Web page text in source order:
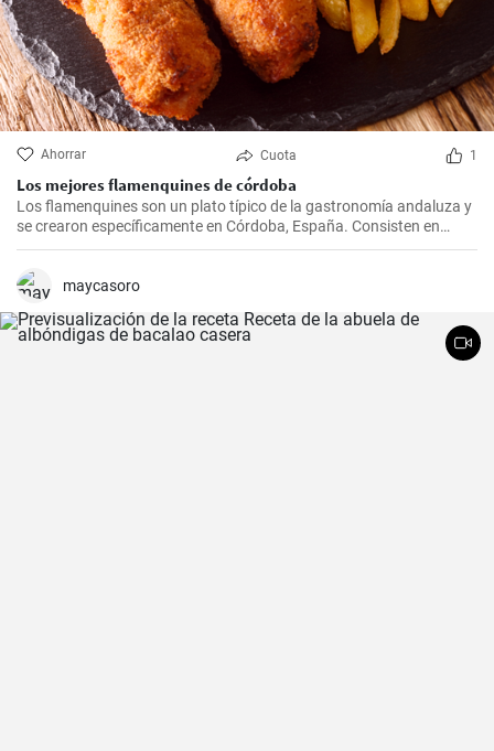
Ahorrar Cuota 1
Los mejores flamenquines de córdoba
Los flamenquines son un plato típico de la gastronomía andaluza y
se crearon específicamente en Córdoba, España. Consisten en
rollitos de jamón serrano y carne de cerdo empanados y fritos. Son
como tapas y son comúnmente acompañados con papas fritas y
mayonesa.
maycasoro